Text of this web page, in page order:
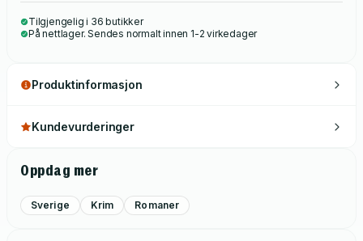
Tilgjengelig i 36 butikker
På nettlager. Sendes normalt innen 1-2 virkedager
Produktinformasjon
Kundevurderinger
Oppdag mer
Sverige Krim Romaner